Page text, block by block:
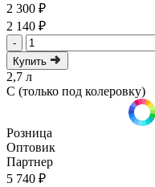
2 300 ₽
2 140 ₽
-
Купить
2,7 л
C (только под колеровку)
Розница
Оптовик
Партнер
5 740 ₽